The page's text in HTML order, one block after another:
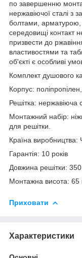
по завершенню
нержавіючої сталі з
болтами, арматурою,
середовищі контакт
призвести до
властивостями та
об'єкті є особливі
Комплект душового
Корпус:
Решітка: нержавіюча
Монтажний набір:
для решітки.
Країна виробництва:
Гарантія: 10 років
Довжина решітки:
Монтажна висота:
Приховати
Характеристики